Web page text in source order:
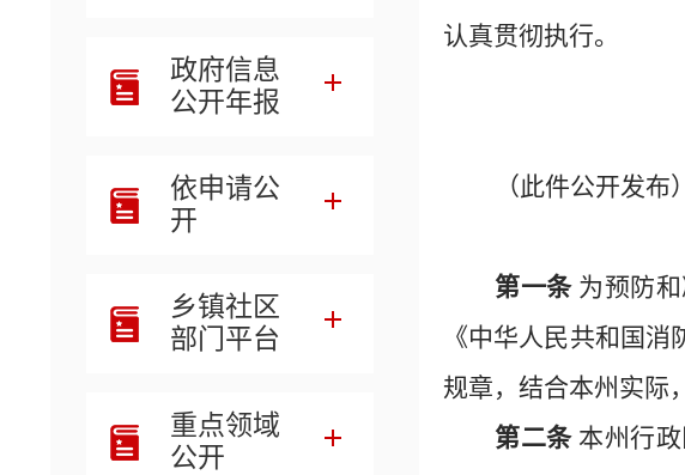
政府信息
公开年报
依申请公
开
乡镇社区
部门平台
重点领域
公开
认真贯彻执行。
（此件公开发布）
第一条 为预防
《中华人民共和国
规章，结合本州实际
第二条 本州行